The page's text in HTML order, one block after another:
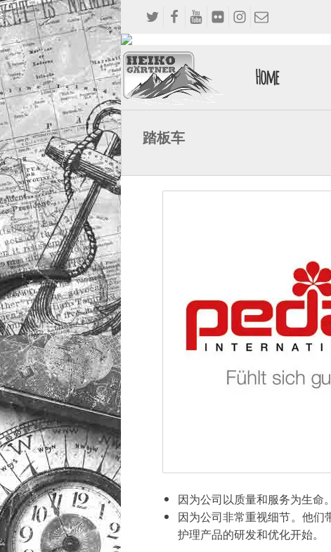
Home
踏板车
因为公司以质量和服务为生命
因为公司非常重视细节。他
护理产品的研发和优化开始。